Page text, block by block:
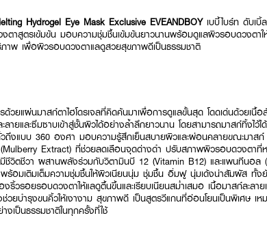
Hydrogel Eye Mask Exclusive EVEANDBOYเบบี้ไบร์ท ดับเบิ้
าสูตรเข้มข้น มอบความชุ่มชื้นเข้มข้นยาวนานพร้อมดูแลผิวรอบดวงตาใ
ภาพ เพื่อผิวรอบดวงตาแลดูสวยสุขภาพดีเป็นธรรมชาติ
ยแผ่นมาสก์ตาไฮโดรเจลที่คิดค้นมาเพื่อการดูแลขั้นสุด โดดเด่นด้วยเนื้อ
ลายและซึมซาบเข้าสู่ชั้นผิวได้อย่างล้ำลึกยาวนาน โดยสามารถมาสก์ทิ้งไ
วถึงแบบ 360 องศา มอบความรู้สึกเย็นสบายผิวและผ่อนคลายขณะมา
Extract) ที่ช่วยลดเลือนจุดด่างดำ ปรับสภาพผิวรอบดวงตาที่
ชีวิตชีวา ผสานพลังร่วมกับวิตามินบี 12 (Vitamin B12) และแพนทีนอล
ร้อมเติมเต็มความชุ่มชื้นให้ผิวเนียนนุ่ม ชุ่มชื้น อิ่มฟู นุ่มเด้งน่าสัมผัส ทั้ง
ริ้วรอยรอบดวงตาให้แลดูตื้นขึ้นและเรียบเนียนสม่ำเสมอ เนื้อมาสก์ละลา
วยบำรุงขนคิ้วให้เงางาม สุขภาพดี เป็นสูตรวีแกนที่อ่อนโยนเป็นพิเศษ เ
งเป็นธรรมชาติในทุกครั้งที่ใช้